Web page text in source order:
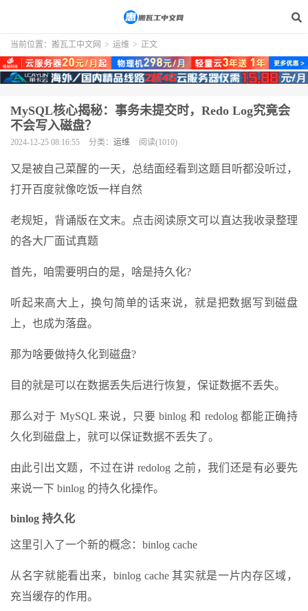
当前位置： 搬瓦工中文网 > 运维 > 正文
MySQL核心揭秘：事务未提交时，Redo Log究竟会
不会写入磁盘？
2024-12-25 08:16:55 分类： 运维 阅读(1010)
又是被自己菜醒的一天，总结面经看到这题目听都没听过，
打开百度就像吃饭一样自然
老规矩，背诵版在文末。点击阅读原文可以直达我收录整理
的各大厂面试真题
首先，咱需要明白的是，啥是持久化?
听起来高大上，换句简单的话来说，就是把数据写到磁盘
上，也成为落盘。
那为啥要做持久化到磁盘?
目的就是可以在数据丢失后进行恢复，保证数据不丢失。
那么对于 MySQL 来说，只要 binlog 和 redolog 都能正确持
久化到磁盘上，就可以保证数据不丢失了。
由此引出文题，不过在讲 redolog 之前，我们还是有必要先
来说一下 binlog 的持久化操作。
binlog 持久化
这里引入了一个新的概念：binlog cache
从名字就能看出来，binlog cache 其实就是一片内存区域，
充当缓存的作用。